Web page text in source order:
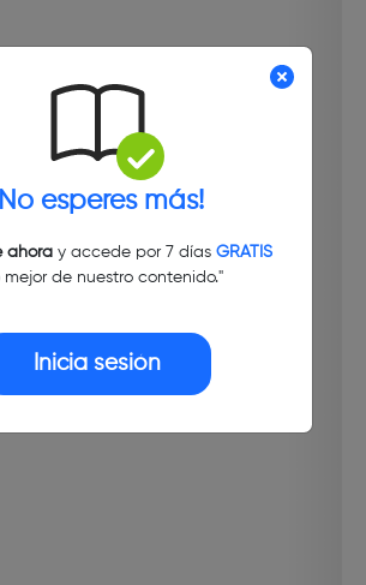
esperes más!
ahoray accede por 7 días GRATIS
mejor de nuestro contenido."
Inicia sesión